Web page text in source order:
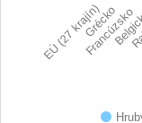
EÚ (27 krajín)Grécko
Francúzsko